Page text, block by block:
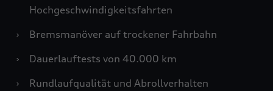
Hochgeschwindigkeitsfahrten
›
Bremsmanöver auf trockener Fahrbahn
›
Dauerlauftests von 40.000 km
›
Rundlaufqualität und Abrollverhalten